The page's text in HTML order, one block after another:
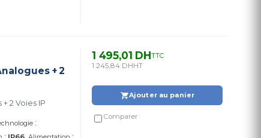
+ 2
+ 2 Voies IP
:
1 495,01 DHTTC
1 245,84 DHHT
Ajouter au panier
Comparer